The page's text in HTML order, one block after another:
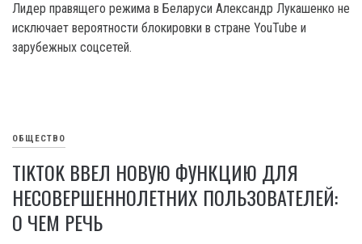
Лидер правящего режима в Беларуси Александр Лукашенко не
исключает вероятности блокировки в стране YouTube и
зарубежных соцсетей.
ОБЩЕСТВО
TIKTOK ВВЕЛ НОВУЮ ФУНКЦИЮ ДЛЯ
НЕСОВЕРШЕННОЛЕТНИХ ПОЛЬЗОВАТЕЛЕЙ:
О ЧЕМ РЕЧЬ